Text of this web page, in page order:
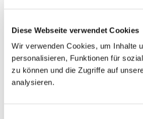
Diese Webseite verwendet Cookies
Wir verwenden Cookies, um Inhalte
personalisieren, Funktionen für
zu können und die Zugriffe auf
analysieren.
Die Kunden von Comanos
Energieversorgungsunternehmen,
Kapitalbeteiligungen,